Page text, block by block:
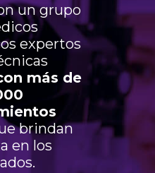
un grupo
expertos
más de
brindan
en los